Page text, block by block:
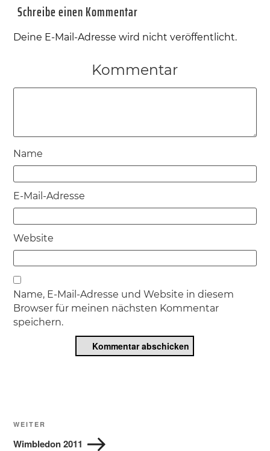
Schreibe einen Kommentar
Deine E-Mail-Adresse wird nicht veröffentlicht.
Kommentar
Name
E-Mail-Adresse
Website
Name, E-Mail-Adresse und Website in diesem
Browser für meinen nächsten Kommentar
speichern.
Nächster
Beitrag
WEITER
Wimbledon 2011